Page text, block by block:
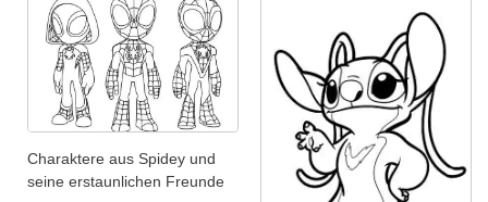
Charaktere aus Spidey und
seine erstaunlichen Freunde